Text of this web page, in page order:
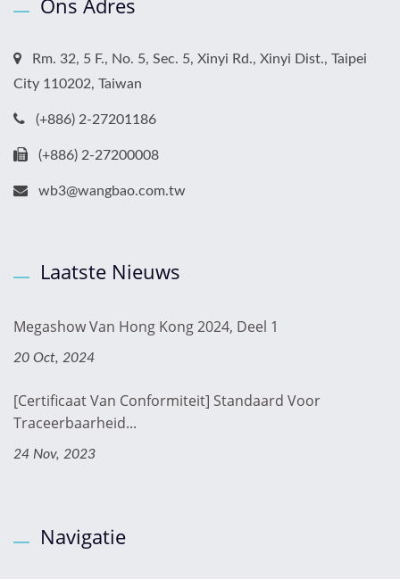
Ons Adres
Rm. 32, 5 F., No. 5, Sec. 5, Xinyi Rd., Xinyi Dist., Taipei
City 110202, Taiwan
(+886) 2-27201186
(+886) 2-27200008
wb3@wangbao.com.tw
Laatste Nieuws
Megashow Van Hong Kong 2024, Deel 1
20 Oct, 2024
[Certificaat Van Conformiteit] Standaard Voor
Traceerbaarheid...
24 Nov, 2023
Navigatie